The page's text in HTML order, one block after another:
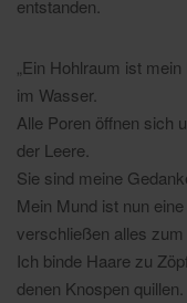
entstanden.
„Ein Hohlraum ist
im Wasser.
Alle Poren öffnen sich
der Leere.
Sie sind meine
Mein Mund ist nun
verschließen alles zum
Ich binde Haare zu
denen Knospen quillen.